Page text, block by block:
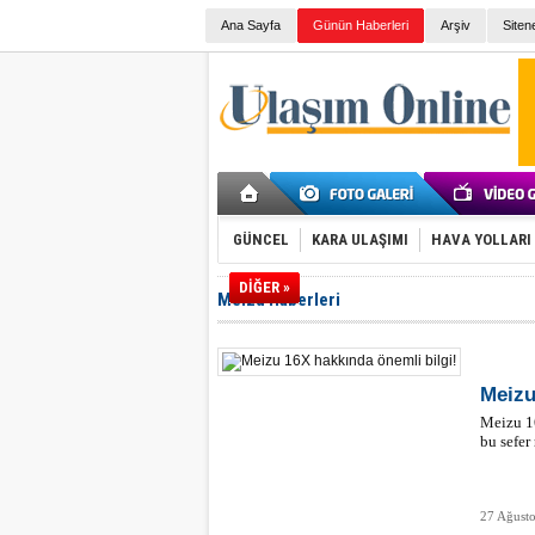
Ana Sayfa Günün Haberleri Arşiv
GÜNCEL KARA ULAŞIMI HAVA YOLLARI
DİĞER »
Meizu Haberleri
Meizu
bu
27